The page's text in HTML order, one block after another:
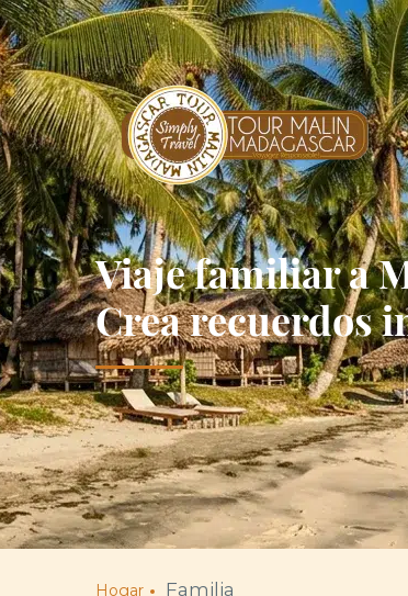
Viaje familiar a
Crea recuerdos
Hogar Familia